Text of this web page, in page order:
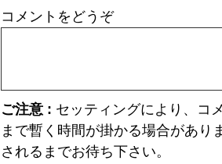
コメントをどうぞ
ご注意 : セッティングにより、コ
まで暫く時間が掛かる場合があり
されるまでお待ち下さい。